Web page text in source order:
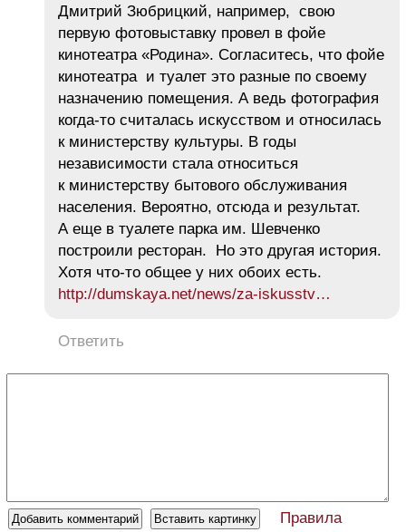
Дмитрий Зюбрицкий, например, свою
первую фотовыставку провел в фойе
кинотеатра «Родина». Согласитесь, что фойе
кинотеатра и туалет это разные по своему
назначению помещения. А ведь фотография
когда-то считалась искусством и относилась
к министерству культуры. В годы
независимости стала относиться
к министерству бытового обслуживания
населения. Вероятно, отсюда и результат.
А еще в туалете парка им. Шевченко
построили ресторан. Но это другая история.
Хотя что-то общее у них обоих есть.
http://dumskaya.net/news/za-iskusstv…
Ответить
Правила